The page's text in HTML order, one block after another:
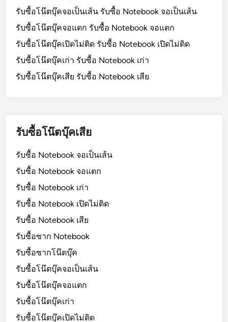
รับซื้อโน๊ตบุ๊คจอเป็นเส้น รับซื้อ Notebook จอเป็นเส้น
รับซื้อโน๊ตบุ๊คจอแตก รับซื้อ Notebook จอแตก
รับซื้อโน๊ตบุ๊คเปิดไม่ติด รับซื้อ Notebook เปิดไม่ติด
รับซื้อโน๊ตบุ๊คเก่า รับซื้อ Notebook เก่า
รับซื้อโน๊ตบุ๊คเสีย รับซื้อ Notebook เสีย
รับซื้อโน๊ตบุ๊คเสีย
รับซื้อ Notebook จอเป็นเส้น
รับซื้อ Notebook จอแตก
รับซื้อ Notebook เก่า
รับซื้อ Notebook เปิดไม่ติด
รับซื้อ Notebook เสีย
รับซื้อซาก Notebook
รับซื้อซากโน๊ตบุ๊ค
รับซื้อโน๊ตบุ๊คจอเป็นเส้น
รับซื้อโน๊ตบุ๊คจอแตก
รับซื้อโน๊ตบุ๊คเก่า
รับซื้อโน๊ตบุ๊คเปิดไม่ติด